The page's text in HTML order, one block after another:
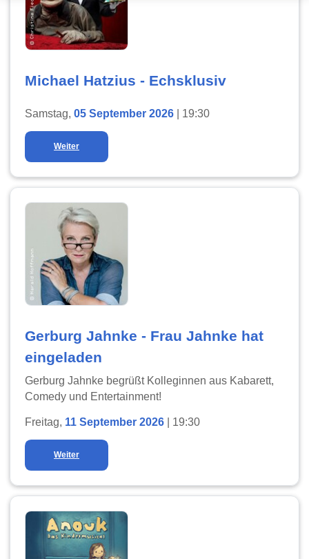
Michael Hatzius - Echsklusiv
Samstag, 05 September 2026 | 19:30
Weiter
Gerburg Jahnke - Frau Jahnke hat
eingeladen
Gerburg Jahnke begrüßt Kolleginnen aus Kabarett,
Comedy und Entertainment!
Freitag, 11 September 2026 | 19:30
Weiter